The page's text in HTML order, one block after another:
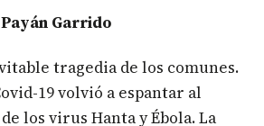
Garrido
tragedia de los comunes.
19 volvió a espantar al
los virus Hanta y Ébola. La